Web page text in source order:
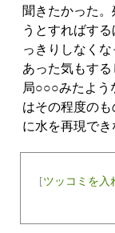
聞きたかった
うとすればす
っきりしなく
あった気もす
局○○○みたよう
はその程度の
に水を再現でき
[ツッコミを入